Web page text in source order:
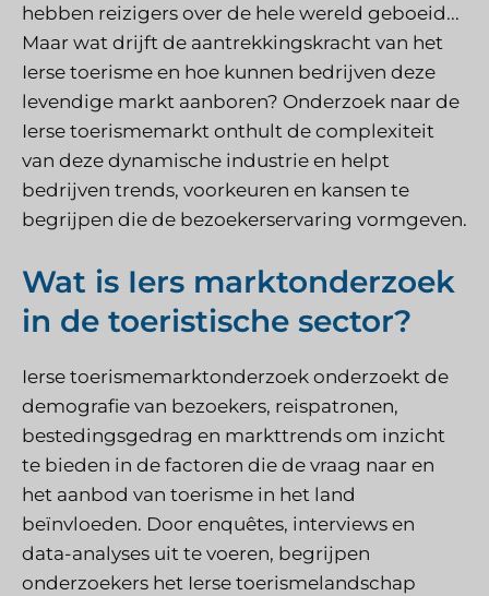
hebben reizigers over de hele wereld geboeid...
Maar wat drijft de aantrekkingskracht van het
Ierse toerisme en hoe kunnen bedrijven deze
levendige markt aanboren? Onderzoek naar de
Ierse toerismemarkt onthult de complexiteit
van deze dynamische industrie en helpt
bedrijven trends, voorkeuren en kansen te
begrijpen die de bezoekerservaring vormgeven.
Wat is Iers marktonderzoek
in de toeristische sector?
Ierse toerismemarktonderzoek onderzoekt de
demografie van bezoekers, reispatronen,
bestedingsgedrag en markttrends om inzicht
te bieden in de factoren die de vraag naar en
het aanbod van toerisme in het land
beïnvloeden. Door enquêtes, interviews en
data-analyses uit te voeren, begrijpen
onderzoekers het Ierse toerismelandschap